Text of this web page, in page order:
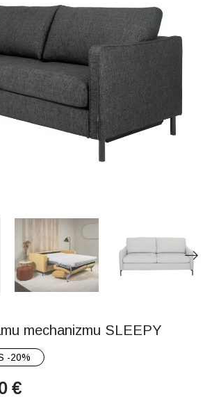
mechanizmu SLEEPY
-20%
€